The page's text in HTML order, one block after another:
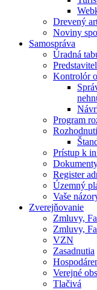
Drevený
Noviny
Samospráva
Úradná
Kontrolór
Program
Prístup k
Register
Územný
Vaše
Zverejňovanie
Zmluvy,
Zmluvy,
VZN
Zasadnutia
Verejné
Tlačivá